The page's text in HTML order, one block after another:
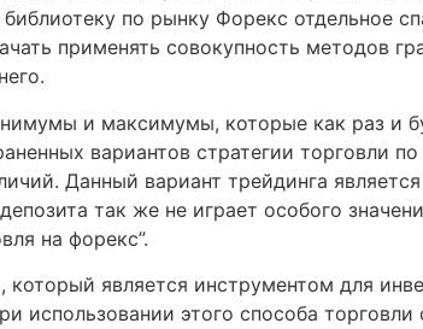
по рынку Форекс отдельное
применять совокупность методов
и максимумы, которые как раз и
вариантов стратегии торговли
Данный вариант трейдинга
так же не играет особого
на форекс”.
является инструментом для
использовании этого способа